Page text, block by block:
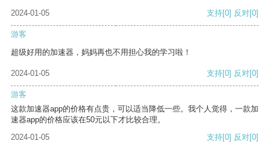
2024-01-05 支持[0] 反对[0]
游客
超级好用的加速器，妈妈再也不用担心我的学习啦！
2024-01-05 支持[0] 反对[0]
游客
这款加速器app的价格有点贵，可以适当降低一些。我个人觉得，一款加
速器app的价格应该在50元以下才比较合理。
2024-01-05
支持[0] 反对[0]